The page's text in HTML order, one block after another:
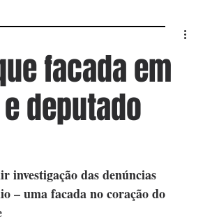
facada em
deputado
investigação das denúncias
– uma facada no coração do